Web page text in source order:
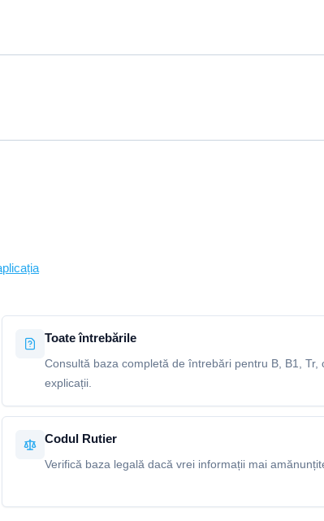
Toate întrebările
Consultă baza completă de întrebări pentru B, B1,
explicații.
Codul Rutier
Verifică baza legală dacă vrei informații mai